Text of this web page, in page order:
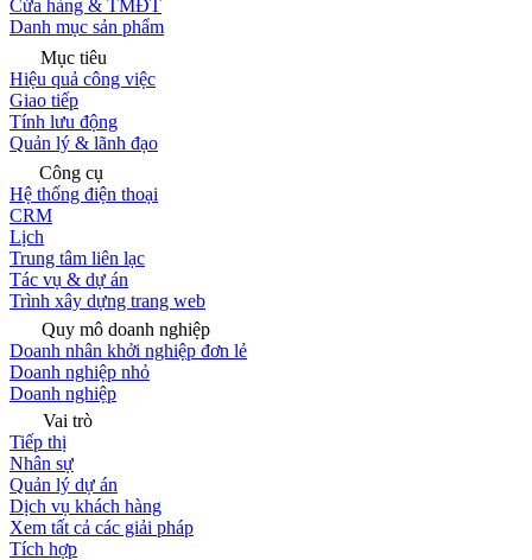
Cửa hàng & TMĐT
Danh mục sản phẩm
Mục tiêu
Hiệu quả công việc
Giao tiếp
Tính lưu động
Quản lý & lãnh đạo
Công cụ
Hệ thống điện thoại
CRM
Lịch
Trung tâm liên lạc
Tác vụ & dự án
Trình xây dựng trang web
Quy mô doanh nghiệp
Doanh nhân khởi nghiệp đơn lẻ
Doanh nghiệp nhỏ
Doanh nghiệp
Vai trò
Tiếp thị
Nhân sự
Quản lý dự án
Dịch vụ khách hàng
Xem tất cả các giải pháp
Tích hợp